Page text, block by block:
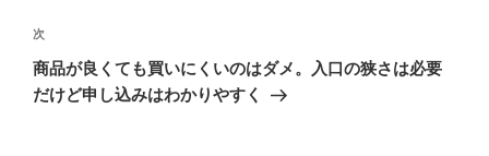
ゲ
ー
シ
次
の
投
次
商品が良くても買いにくいのはダメ。入口の狭さは必要
だけど申し込みはわかりやすく